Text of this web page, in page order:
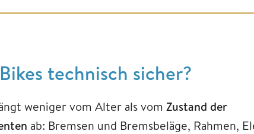
technisch sicher?
weniger vom Alter als vom Zustand der
ab: Bremsen und Bremsbeläge, Rahmen,